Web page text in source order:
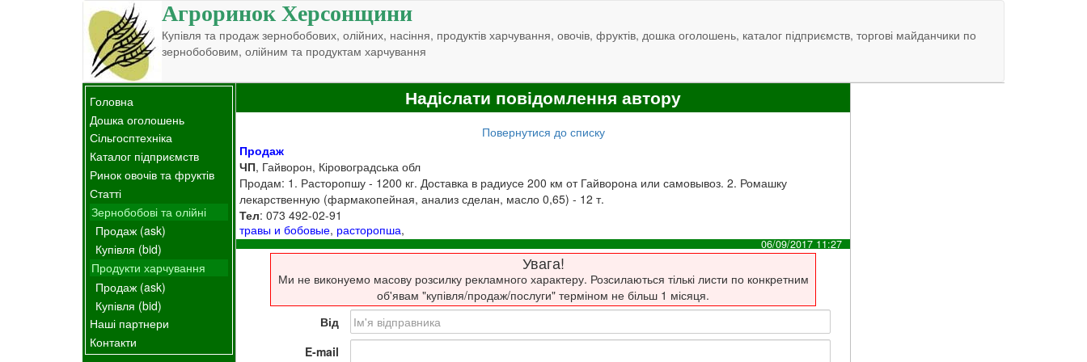
Агроринок Херсонщини
Купівля та продаж зернобобових, олійних, насіння, продуктів харчування, овочів, фруктів, дошка оголошень, каталог підприємств, торгові майданчики по
зернобобовим, олійним та продуктам харчування
Головна
Дошка оголошень
Сільгосптехніка
Каталог підприємств
Ринок овочів та фруктів
Статті
Зернобобові та олійні
Продаж (ask)
Купівля (bid)
Продукти харчування
Продаж (ask)
Купівля (bid)
Наші партнери
Контакти
Надіслати повідомлення автору
Повернутися до списку
Продаж
ЧП, Гайворон, Кіровоградська обл
Продам: 1. Расторопшу - 1200 кг. Доставка в радиусе 200 км от Гайворона или самовывоз. 2. Ромашку
лекарственную (фармакопейная, анализ сделан, масло 0,65) - 12 т.
Тел: 073 492-02-91
травы и бобовые, расторопша,
06/09/2017 11:27
Увага!
Ми не виконуемо масову розсилку рекламного характеру. Розсилаються тількі листи по конкретним
об'явам "купівля/продаж/послуги" терміном не більш 1 місяця.
Від
E-mail